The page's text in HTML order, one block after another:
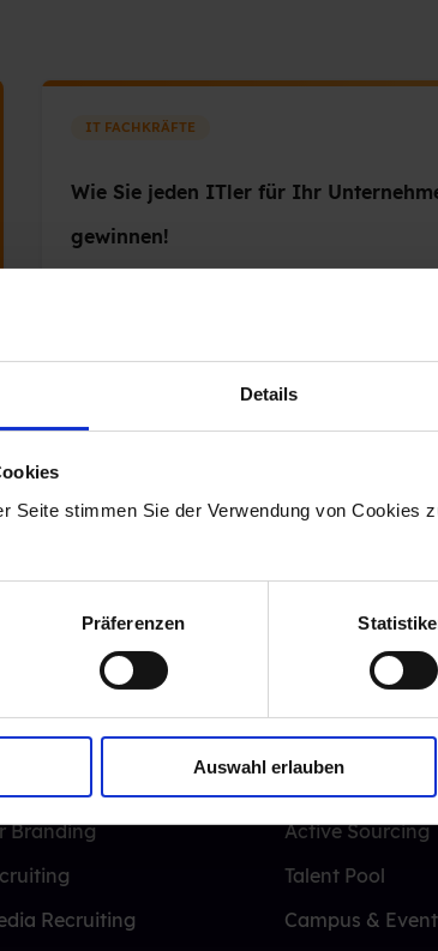
Details
Seite stimmen Sie der Verwendung von Cookies
Präferenzen
Auswahl erlauben
IT FACHKRÄFTE
Wie Sie jeden ITler für Ihr
gewinnen!
Experience
Branding
Recruiting
Active Sourcing
Talent Pool
Campus &